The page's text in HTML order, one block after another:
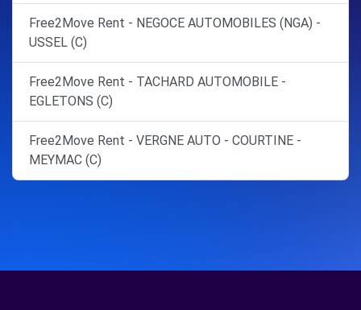
Free2Move Rent - NEGOCE AUTOMOBILES (NGA) -
USSEL (C)
Free2Move Rent - TACHARD AUTOMOBILE -
EGLETONS (C)
Free2Move Rent - VERGNE AUTO - COURTINE -
MEYMAC (C)